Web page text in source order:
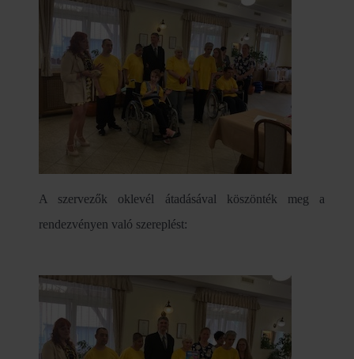
A szervezők oklevél átadásával köszönték meg a
rendezvényen való szereplést: